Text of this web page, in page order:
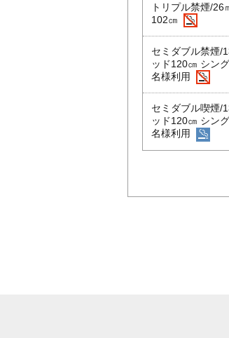
トリプル禁煙/26
102㎝
セミダブル禁煙/
ッド120㎝ シン
名様利用
セミダブル喫煙/
ッド120㎝ シン
名様利用